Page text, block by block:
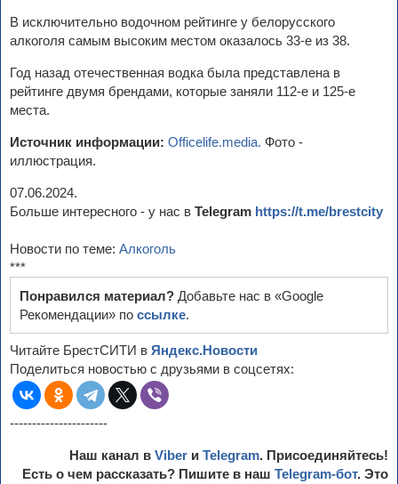
В исключительно водочном рейтинге у белорусского
алкоголя самым высоким местом оказалось 33-е из 38.
Год назад отечественная водка была представлена в
рейтинге двумя брендами, которые заняли 112-е и 125-е
места.
Источник информации: Officelife.media. Фото -
иллюстрация.
07.06.2024.
Больше интересного - у нас в Telegram https://t.me/brestcity
Новости по теме: Алкоголь
***
Понравился материал? Добавьте нас в «Google
Рекомендации» по ссылке.
Читайте БрестСИТИ в Яндекс.Новости
Поделиться новостью с друзьями в соцсетях:
----------------------
Наш канал в Viber и Telegram. Присоединяйтесь!
Есть о чем рассказать? Пишите в наш Telegram-бот. Это